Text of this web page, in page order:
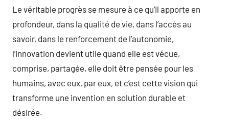
Le véritable progrès se mesure à ce qu’il apporte en
profondeur, dans la qualité de vie, dans l’accès au
savoir, dans le renforcement de l’autonomie,
l’innovation devient utile quand elle est vécue,
comprise, partagée, elle doit être pensée pour les
humains, avec eux, par eux, et c’est cette vision qui
transforme une invention en solution durable et
désirée.